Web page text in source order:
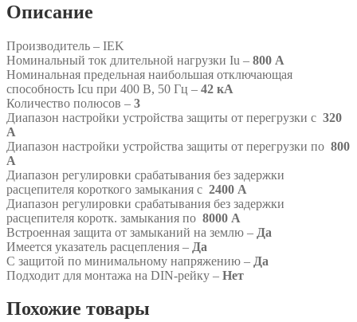
Описание
Производитель – IEK
Номинальный ток длительной нагрузки Iu – 800 А
Номинальная предельная наибольшая отключающая
способность Icu при 400 В, 50 Гц – 42 кА
Количество полюсов – 3
Диапазон настройки устройства защиты от перегрузки с 320
А
Диапазон настройки устройства защиты от перегрузки по 800
А
Диапазон регулировки срабатывания без задержки
расцепителя короткого замыкания с 2400 А
Диапазон регулировки срабатывания без задержки
расцепителя коротк. замыкания по 8000 А
Встроенная защита от замыканий на землю – Да
Имеется указатель расцепления – Да
С защитой по минимальному напряжению – Да
Подходит для монтажа на DIN-рейку – Нет
Похожие товары